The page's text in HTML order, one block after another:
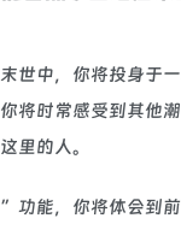
世中，你将投身
将时常感受到其
里的人。
功能，你将体会到